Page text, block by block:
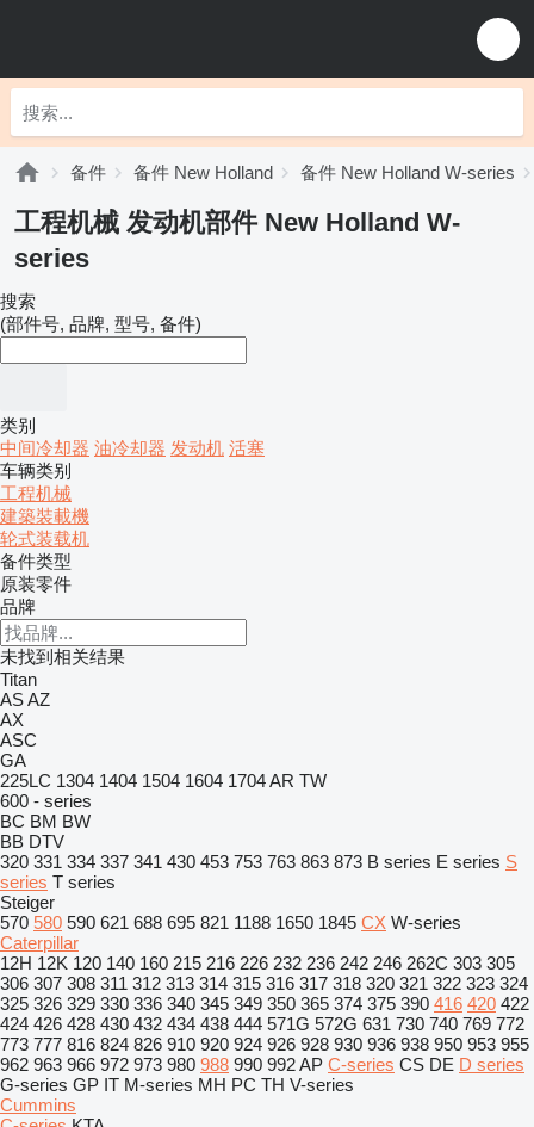
备件 备件 New Holland 备件 New Holland W-series
工程机械 发动机部件 New Holland W-
series
搜索
(部件号, 品牌, 型号, 备件)
类别
中间冷却器 油冷却器 发动机 活塞
车辆类别
工程机械
建築裝載機
轮式装载机
备件类型
原装零件
品牌
未找到相关结果
Titan
ASAZ
AX
ASC
GA
225LC 1304 1404 1504 1604 1704AR TW
600 - series
BC BM BW
BB DTV
320 331 334 337 341 430 453 753 763 863 873 B series E series S
series T series
Steiger
570 580 590 621 688 695 821 1188 1650 1845 CX W-series
Caterpillar
12H 12K 120 140 160 215 216 226 232 236 242 246 262C 303 305
306 307 308 311 312 313 314 315 316 317 318 320 321 322 323 324
325 326 329 330 336 340 345 349 350 365 374 375 390 416 420 422
424 426 428 430 432 434 438 444 571G 572G 631 730 740 769 772
773 777 816 824 826 910 920 924 926 928 930 936 938 950 953 955
962 963 966 972 973 980 988 990 992AP C-series CS DE D series
G-series GP IT M-series MH PC TH V-series
Cummins